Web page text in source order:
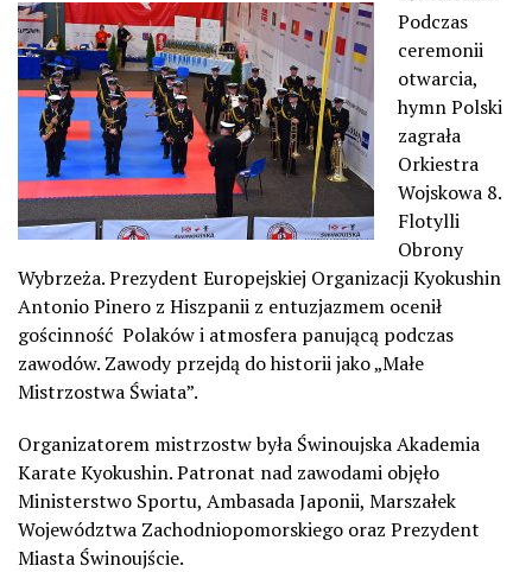
Podczas
ceremonii
otwarcia,
hymn Polski
zagrała
Orkiestra
Wojskowa 8.
Flotylli
Obrony
Wybrzeża. Prezydent Europejskiej Organizacji Kyokushin
Antonio Pinero z Hiszpanii z entuzjazmem ocenił
gościnność Polaków i atmosfera panującą podczas
zawodów. Zawody przejdą do historii jako „Małe
Mistrzostwa Świata”.
Organizatorem mistrzostw była Świnoujska Akademia
Karate Kyokushin. Patronat nad zawodami objęło
Ministerstwo Sportu, Ambasada Japonii, Marszałek
Województwa Zachodniopomorskiego oraz Prezydent
Miasta Świnoujście.